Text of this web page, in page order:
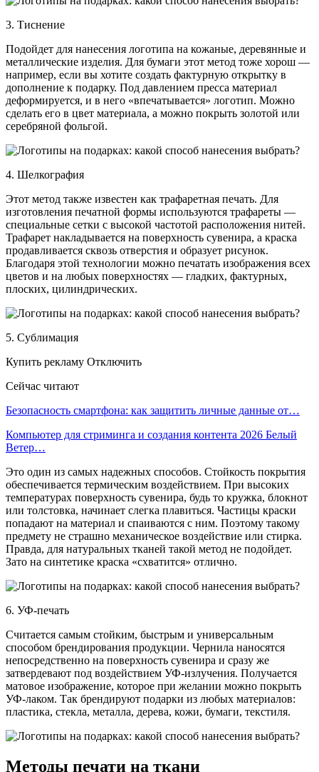
3. Тиснение
Подойдет для нанесения логотипа на кожаные, деревянные и
металлические изделия. Для бумаги этот метод тоже хорош —
например, если вы хотите создать фактурную открытку в
дополнение к подарку. Под давлением пресса материал
деформируется, и в него «впечатывается» логотип. Можно
сделать его в цвет материала, а можно покрыть золотой или
серебряной фольгой.
4. Шелкография
Этот метод также известен как трафаретная печать. Для
изготовления печатной формы используются трафареты —
специальные сетки с высокой частотой расположения нитей.
Трафарет накладывается на поверхность сувенира, а краска
продавливается сквозь отверстия и образует рисунок.
Благодаря этой технологии можно печатать изображения всех
цветов и на любых поверхностях — гладких, фактурных,
плоских, цилиндрических.
5. Сублимация
Купить рекламу Отключить
Сейчас читают
Безопасность смартфона: как защитить личные данные от…
Компьютер для стриминга и создания контента 2026 Белый
Ветер…
Это один из самых надежных способов. Стойкость покрытия
обеспечивается термическим воздействием. При высоких
температурах поверхность сувенира, будь то кружка, блокнот
или толстовка, начинает слегка плавиться. Частицы краски
попадают на материал и спаиваются с ним. Поэтому такому
предмету не страшно механическое воздействие или стирка.
Правда, для натуральных тканей такой метод не подойдет.
Зато на синтетике краска «схватится» отлично.
6. УФ-печать
Считается самым стойким, быстрым и универсальным
способом брендирования продукции. Чернила наносятся
непосредственно на поверхность сувенира и сразу же
затвердевают под воздействием УФ-излучения. Получается
матовое изображение, которое при желании можно покрыть
УФ-лаком. Так брендируют подарки из любых материалов:
пластика, стекла, металла, дерева, кожи, бумаги, текстиля.
Методы печати на ткани